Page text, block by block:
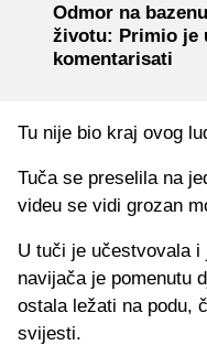
Odmor na
životu: Primio je
komentarisati
Tu nije bio kraj ovog
Tuča se preselila na
videu se vidi grozan
U tuči je učestvovala i
navijača je pomenutu
ostala ležati na podu,
svijesti.